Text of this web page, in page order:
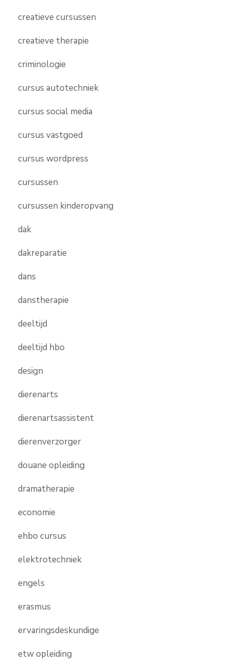
creatieve cursussen
creatieve therapie
criminologie
cursus autotechniek
cursus social media
cursus vastgoed
cursus wordpress
cursussen
cursussen kinderopvang
dak
dakreparatie
dans
danstherapie
deeltijd
deeltijd hbo
design
dierenarts
dierenartsassistent
dierenverzorger
douane opleiding
dramatherapie
economie
ehbo cursus
elektrotechniek
engels
erasmus
ervaringsdeskundige
etw opleiding